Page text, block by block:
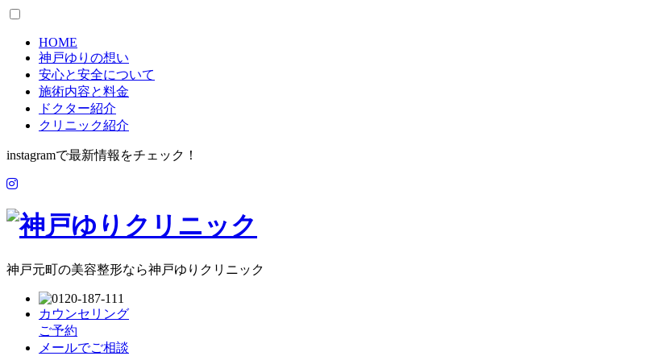
HOME
神戸ゆりの想い
安心と安全について
施術内容と料金
ドクター紹介
クリニック紹介
instagramで最新情報をチェック！
神戸元町の美容整形なら神戸ゆりクリニック
カウンセリング
ご予約
メールでご相談